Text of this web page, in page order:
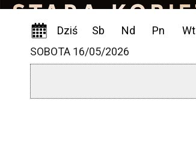
Dziś Sb Nd Pn Wt
SOBOTA 16/05/2026